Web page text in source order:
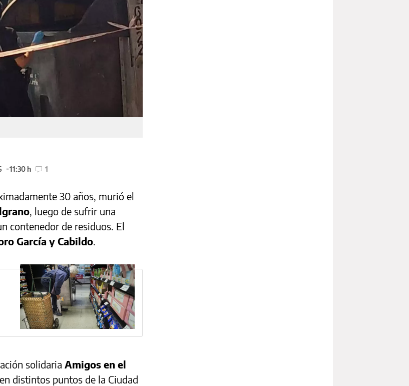
11:30 h 1
30 años, murió el
, luego de sufrir una
contenedor de residuos. El
García y Cabildo.
solidaria Amigos en el
distintos puntos de la Ciudad